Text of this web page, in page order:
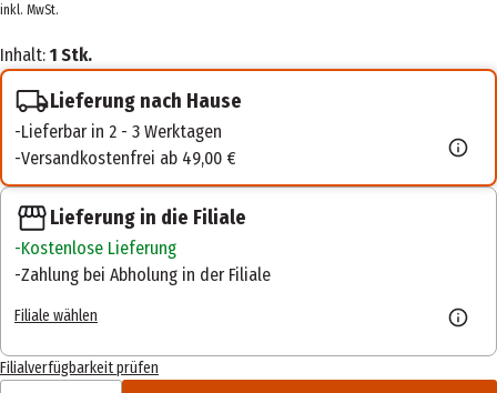
inkl. MwSt.
Inhalt: 1 Stk.
Lieferung nach Hause
Lieferbar in 2 - 3 Werktagen
Versandkostenfrei ab 49,00 €
Lieferung in die Filiale
Kostenlose Lieferung
Zahlung bei Abholung in der Filiale
Filiale wählen
Filialverfügbarkeit prüfen